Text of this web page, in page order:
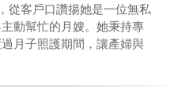
從客戶口讚揚她是一位無私
動幫忙的月嫂。她秉持專
月子照護期間，讓產婦與